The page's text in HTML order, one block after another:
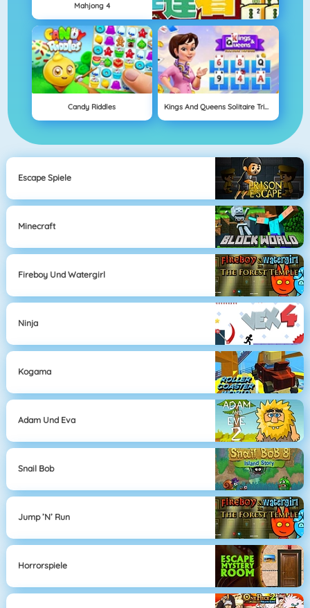
Mahjong 4
Candy Riddles Kings And Queens Solitaire Tripeaks
Escape Spiele
Minecraft
Fireboy Und Watergirl
Ninja
Kogama
Adam Und Eva
Snail Bob
Jump ’n’ Run
Horrorspiele